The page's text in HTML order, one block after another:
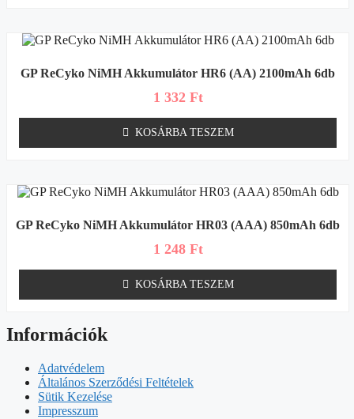
GP ReCyko NiMH Akkumulátor HR6 (AA) 2100mAh 6db
1 332 Ft
KOSÁRBA TESZEM
GP ReCyko NiMH Akkumulátor HR03 (AAA) 850mAh 6db
1 248 Ft
KOSÁRBA TESZEM
Információk
Adatvédelem
Általános Szerződési Feltételek
Sütik Kezelése
Impresszum